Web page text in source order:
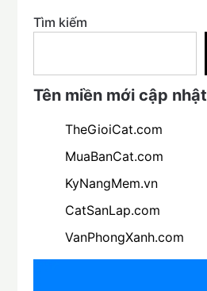
Tìm kiếm
Tên miền mới cập nhật
TheGioiCat.com
MuaBanCat.com
KyNangMem.vn
CatSanLap.com
VanPhongXanh.com